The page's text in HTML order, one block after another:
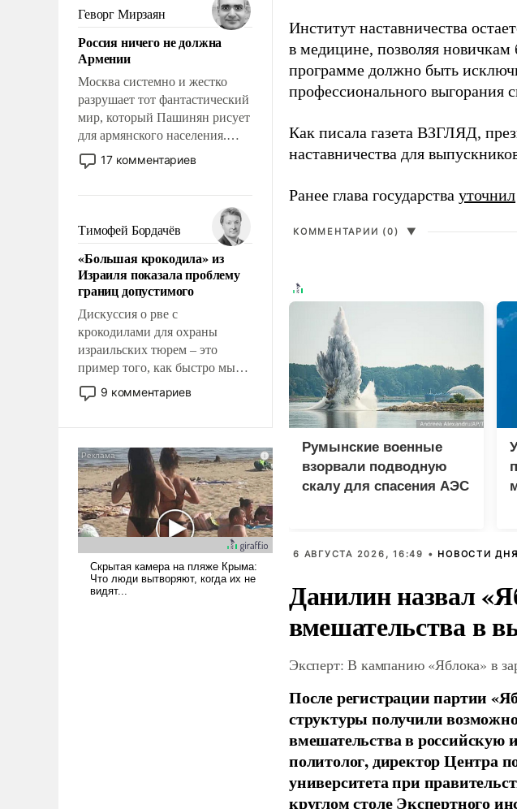
Сложившаяся ситуация
означает многолетний период
уязвимости США, например,
перед Китаем.
Геворг Мирзаян
Россия ничего не должна
Армении
Москва системно и жестко
разрушает тот фантастический
мир, который Пашинян рисует
для армянского населения.
Мир, где политические
прожекты будут безусловно
налогоплательщиков и где
Еревану за свои поступки не
нужно отвечать.
17 комментариев
Тимофей Бордачёв
«Большая крокодила» из
Израиля показала проблему
границ допустимого
Дискуссия о рве с
крокодилами для охраны
израильских тюрем – это
пример того, как быстро мы
двигаемся по пути
революционных изменений.
псевдонаучной фантастики,
стало всерьез обсуждаемой
идеей.
9 комментариев
Институт наставничества
в медицине, позволяя новичкам
программе должно быть
профессионального выгорания
Как писала газета ВЗГЛЯД,
наставничества для
Ранее глава государства уточнил
КОММЕНТАРИИ (0) ▼
Румынские военные
взорвали подводную
скалу для спасения АЭС
6 АВГУСТА 2026, 16:49 • НОВОСТИ ДНЯ
Данилин назвал
вмешательства в
Эксперт: В кампанию «Яблока» в
После регистрации партии
структуры получили
вмешательства в российскую
политолог, директор Центра
университета при
круглом столе Экспертного